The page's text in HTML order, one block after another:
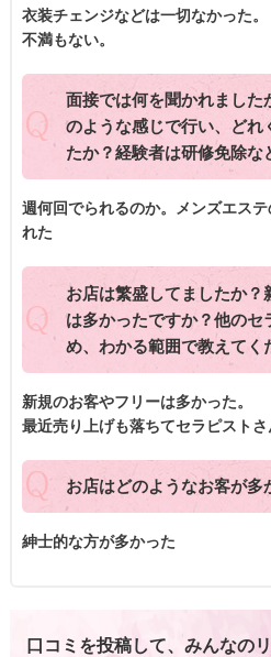
衣装チェンジなどは一切なかった。
不満もない。
面接では何を聞かれました
のような感じで行い、どれ
たか？経験者は研修免除な
週何回でられるのか。メンズエス
れた
お店は繁盛してましたか
は多かったですか？他のセ
め、わかる範囲で教えてく
新規のお客やフリーは多かった。
最近売り上げも落ちてセラピストさ
お店はどのようなお客が多
紳士的な方が多かった
口コミを投稿して、みんなの